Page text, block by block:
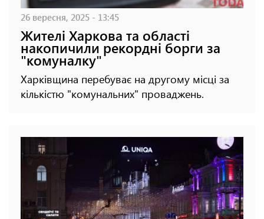
26 вересня, 2025 - 13:45
Жителі Харкова та області
накопичили рекордні борги за
"комуналку"
Харківщина перебуває на другому місці за
кількістю "комунальних" проваджень.